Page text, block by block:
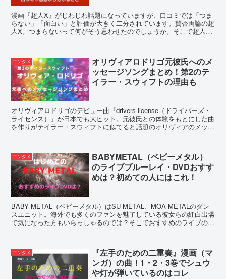
漫画『超人X』がじわじわ話題になっていますが、口コミでは「つま
らない」「面白い」と評価が大きく二分されています。賛否両論の超
人X。つまらないって何がそう思わせたのでしょうか。そこで超人X
エンタメ
オリヴィアロドリゴ元彼氏へのメ
ッセージソングまとめ！第2のテ
イラー・スウィフトの理由も
オリヴィアロドリゴのデビュー曲『drivers license（ドライバーズ・
ライセンス）』が日本でも大ヒット。元彼氏との体験をもとにした曲
を作りがテイラー・スウィフトに似てると話題のオリヴィアのメッセ
エンタメ
BABYMETAL（ベビーメタル）
のライブブルーレイ・DVDおすす
めは？初めての人にはこれ！
BABY METAL（ベビーメタル）はSU-METAL、MOA-METALのダン
スユニット。海外でも多くのファンを魅了している彼女らの紅白出場
で気になった方もいらっしゃるのでは？そこでおすすめのライブの2
エンタメ
『左手のための二重奏』漫画（マ
ンガ）の曲！1・2・3巻でシュウ
や灯が弾いているのはコレ